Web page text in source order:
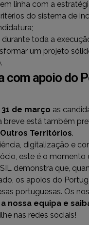
linha com a
do sistema de
durante toda a
um projeto
com apoio do
de março as
breve está também
Territórios.
digitalização e
este é o momento
demonstra que,
os apoios do
portuguesas. Os
nossa equipa e
nas redes sociais!